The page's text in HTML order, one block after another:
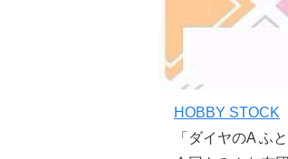
HOBBY STOCK
「ダイヤのA ふ